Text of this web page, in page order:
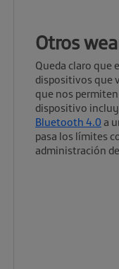
Otros
Queda claro que
dispositivos que
que nos
dispositivo
Bluetooth 4.0 a
pasa los límites
administración